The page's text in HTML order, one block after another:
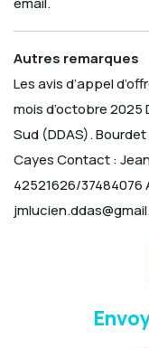
Autres remarques
Les avis d’appel
mois d’octobre 2025
Sud (DDAS).Bourdet
CayesContact :
42521626/37484076